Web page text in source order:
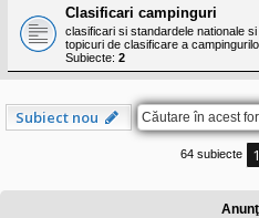
e
s
i
a
u
o
r
t
Clasificari campinguri
clasificari si standardele nationale
topicuri de clasificare a
Subiecte: 2
Subiect nou
64 subiecte 1